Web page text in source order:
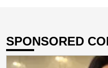
SPONSORED